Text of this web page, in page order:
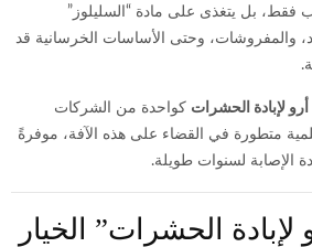
فقط، بل يتغذى على مادة “السليلوز”
والمفروشات، وحتى الأساسات الخرسانية قد
لإبادة الحشرات كواحدة من الشركات
علمية متطورة في القضاء على هذه الآفة، موفرةً
الإصابة لسنوات طويلة.
لإبادة الحشرات” الخيار